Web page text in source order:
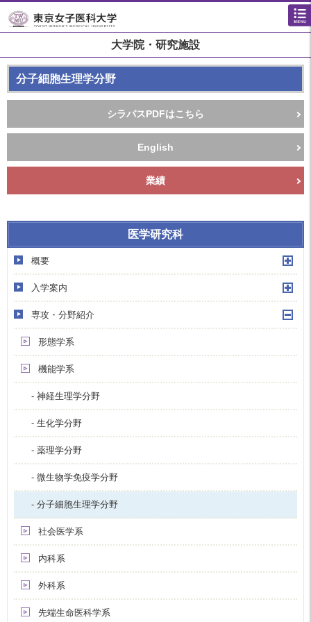
大学院・研究施設
分子細胞生理学分野
シラバスPDFはこちら
English
業績
医学研究科
概要
入学案内
専攻・分野紹介
形態学系
機能学系
- 神経生理学分野
- 生化学分野
- 薬理学分野
- 微生物学免疫学分野
- 分子細胞生理学分野
社会医学系
内科系
外科系
先端生命医科学系